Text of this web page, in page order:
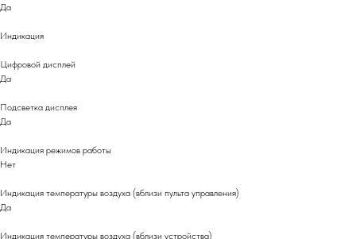
Да
Индикация
Цифровой дисплей
Да
Подсветка дисплея
Да
Индикация режимов работы
Нет
Индикация температуры воздуха (вблизи пульта управления)
Да
Индикация температуры воздуха (вблизи устройства)